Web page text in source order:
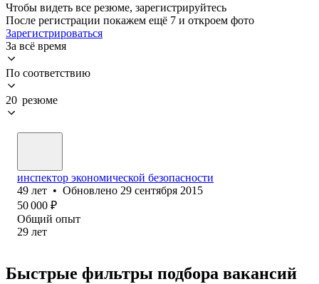
Чтобы видеть все резюме, зарегистрируйтесь
После регистрации покажем ещё 7 и откроем фото
Зарегистрироваться
За всё время
По соответствию
20 резюме
инспектор экономической безопасности
49 лет • Обновлено 29 сентября 2015
50 000 ₽
Общий опыт
29 лет
Быстрые фильтры подбора вакансий